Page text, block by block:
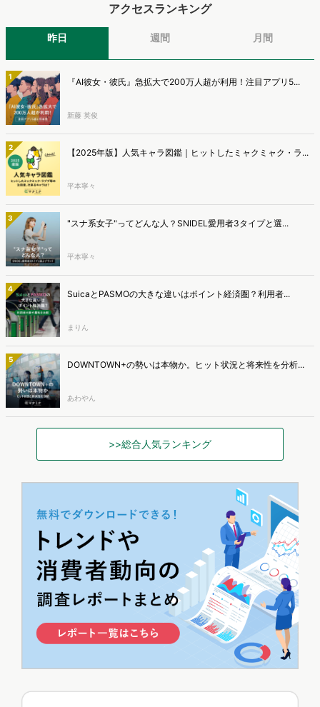
アクセスランキング
昨日 週間 月間
1 『AI彼女・彼氏』急拡大で200万人超が利用！注目アプリ5...
新藤 英俊
2 【2025年版】人気キャラ図鑑｜ヒットしたミャクミャク・ラ...
平本寧々
3 "スナ系女子"ってどんな人？SNIDEL愛用者3タイプと選...
平本寧々
4 SuicaとPASMOの大きな違いはポイント経済圏？利用者...
まりん
5 DOWNTOWN+の勢いは本物か。ヒット状況と将来性を分析...
あわやん
>>総合人気ランキング